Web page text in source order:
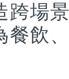
跨場
餐飲